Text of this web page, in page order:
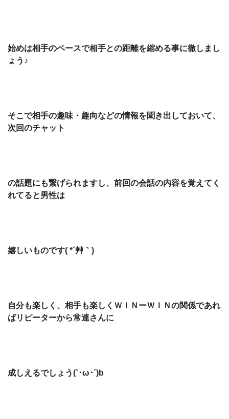
始めは相手のペースで相手との距離を縮める事に徹しまし
ょう♪
そこで相手の趣味・趣向などの情報を聞き出しておいて、
次回のチャット
の話題にも繋げられますし、前回の会話の内容を覚えてく
れてると男性は
嬉しいものです( *´艸｀)
自分も楽しく、相手も楽しくＷＩＮーＷＩＮの関係であれ
ばリピーターから常連さんに
成しえるでしょう(`･ω･´)b